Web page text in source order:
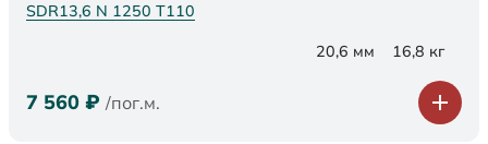
SDR13,6 N 1250 Т110
20,6 мм 16,8 кг
7 560 ₽ /пог.м.